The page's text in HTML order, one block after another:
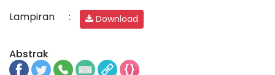
Lampiran : Download
Abstrak